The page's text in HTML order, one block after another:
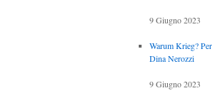
9 Giugno 2023
Warum Krieg?
Dina Nerozzi
9 Giugno 2023